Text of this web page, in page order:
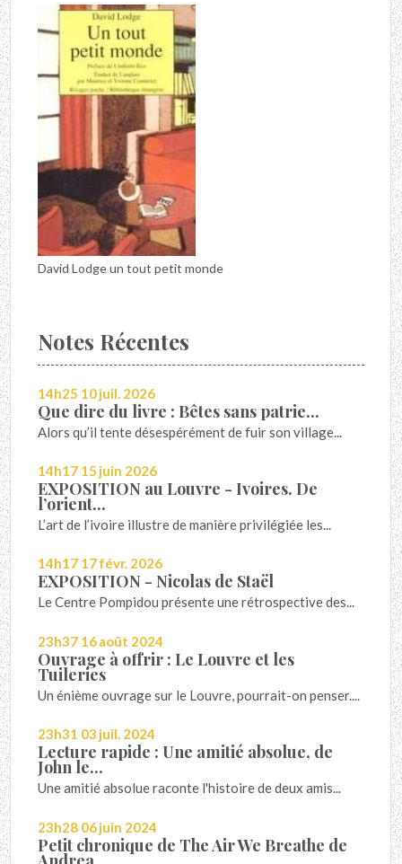
David Lodge un tout petit monde
Notes Récentes
14h25 10juil. 2026
Que dire du livre : Bêtes sans patrie...
Alors qu’il tente désespérément de fuir son village...
14h17 15 juin 2026
EXPOSITION au Louvre - Ivoires. De
l’orient...
L’art de l’ivoire illustre de manière privilégiée les...
14h17 17févr. 2026
EXPOSITION - Nicolas de Staël
Le Centre Pompidou présente une rétrospective des...
23h37 16août 2024
Ouvrage à offrir : Le Louvre et les
Tuileries
Un énième ouvrage sur le Louvre, pourrait-on penser....
23h31 03 juil. 2024
Lecture rapide : Une amitié absolue, de
John le...
Une amitié absolue raconte l'histoire de deux amis...
23h28 06juin 2024
Petit chronique de The Air We Breathe de